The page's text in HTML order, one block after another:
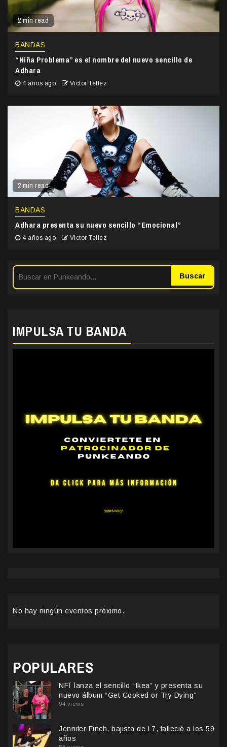
2 min read
BANDAS
“Niña Problema” es el nombre del nuevo sencillo de
Adhara
4 años ago Victor Tellez
2 min read
BANDAS
Adhara presenta su nuevo sencillo “Emocional”
4 años ago Victor Tellez
Buscar
IMPULSA TU BANDA
No hay ningún eventos próximo.
POPULARES
NFÏ lanza el sencillo “Ikea” y presenta su
nuevo álbum “Get Cooked or Try Dying”
94 views
Jennifer Finch, bajista de L7, falleció a los 59
años